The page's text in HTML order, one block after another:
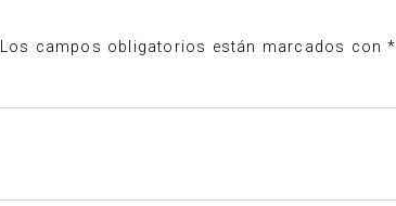
Los campos obligatorios están marcados con*